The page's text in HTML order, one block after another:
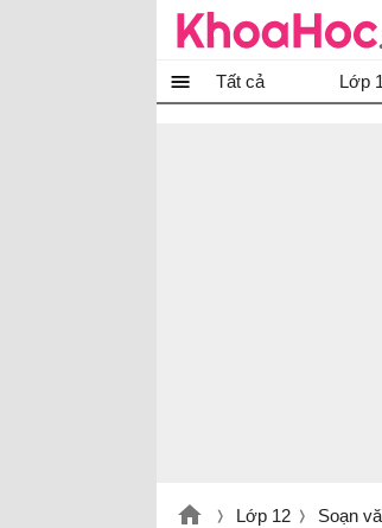
Tất cả Lớp
Lớp 12 Soạn